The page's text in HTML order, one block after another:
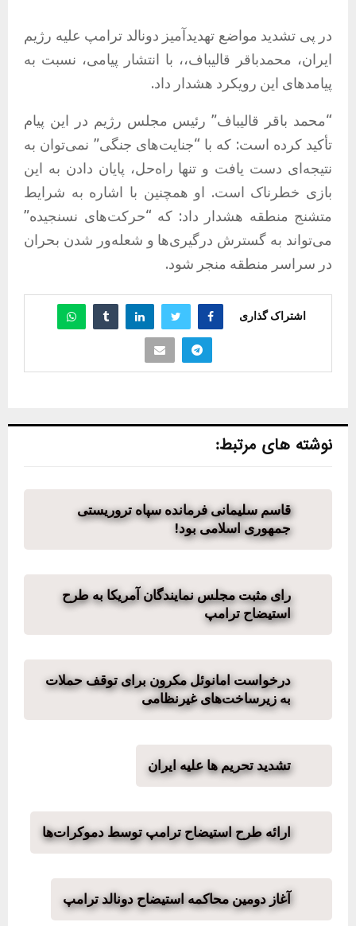
در پی تشدید مواضع تهدیدآمیز دونالد ترامپ علیه رژیم
ایران، محمدباقر قالیباف،، با انتشار پیامی، نسبت به
پیامدهای این رویکرد هشدار داد.
“محمد باقر قالیباف” رئیس مجلس رژیم در این پیام
تأکید کرده است: که با “جنایت‌های جنگی” نمی‌توان به
نتیجه‌ای دست یافت و تنها راه‌حل، پایان دادن به این
بازی خطرناک است. او همچنین با اشاره به شرایط
متشنج منطقه هشدار داد: که “حرکت‌های نسنجیده”
می‌تواند به گسترش درگیری‌ها و شعله‌ور شدن بحران
در سراسر منطقه منجر شود.
اشتراک گذاری
نوشته های مرتبط:
قاسم سلیمانی فرمانده سپاه تروریستی
جمهوری اسلامی بود!
رای مثبت مجلس نمایندگان آمریکا به طرح
استیضاح ترامپ
درخواست امانوئل مکرون برای توقف حملات
به زیرساخت‌های غیرنظامی
تشدید تحریم ها علیه ایران
ارائه طرح استیضاح ترامپ توسط دموکرات‌ها
آغاز دومین محاکمه استیضاح دونالد ترامپ